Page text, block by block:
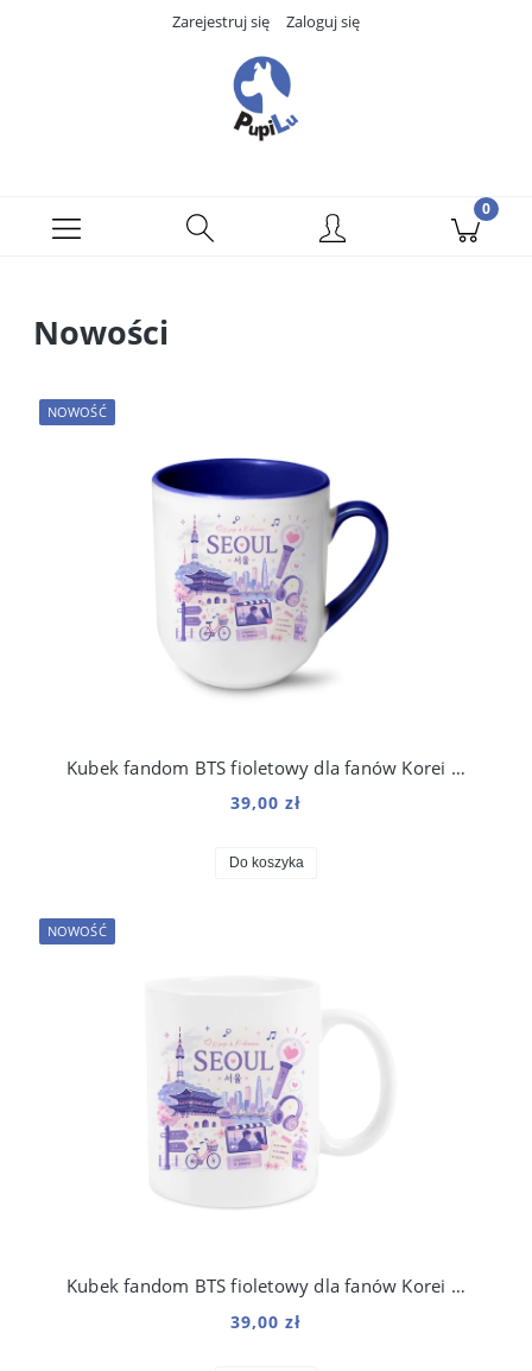
Zarejestruj się Zaloguj się
Nowości
Kubek fandom BTS fioletowy dla fanów Korei i k-popu 250 ml
39,00 zł
Do koszyka
NOWOŚĆ
Kubek fandom BTS fioletowy dla fanów Korei i k-popu 330 ml
39,00 zł
NOWOŚĆ